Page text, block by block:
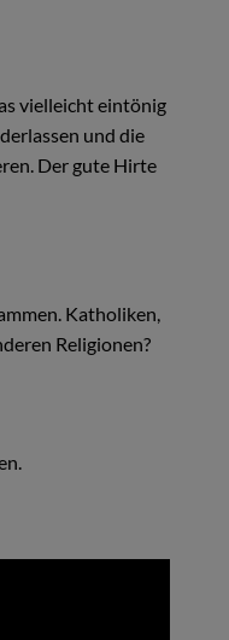
vielleicht eintönig
und die
Der gute Hirte
Katholiken,
Religionen?